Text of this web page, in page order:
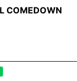
COMEDOWN